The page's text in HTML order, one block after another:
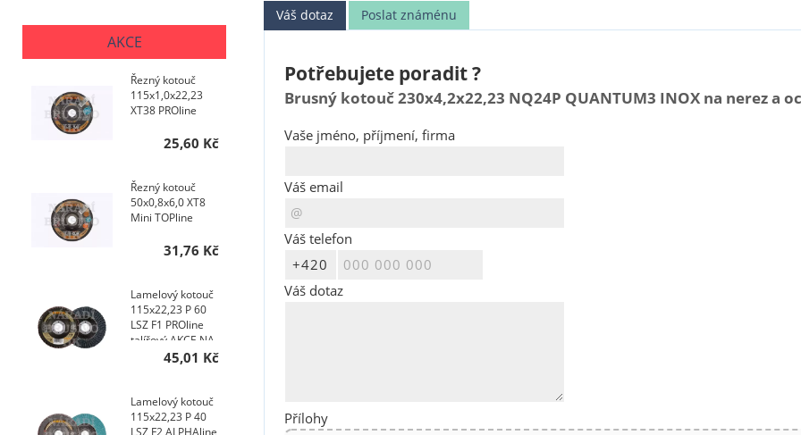
Váš dotaz Poslat známénu
Potřebujete poradit ?
Brusný kotouč 230x4,2x22,23 NQ24P QUANTUM3 INOX na nerez a
Vaše jméno, příjmení, firma
Váš email
Váš telefon
Váš dotaz
Přílohy
AKCE
Řezný kotouč
115x1,0x22,23
XT38 PROline
25,60 Kč
Řezný kotouč
50x0,8x6,0 XT8
Mini TOPline
31,76 Kč
Lamelový kotouč
115x22,23 P 60
LSZ F1 PROline
talířový AKCE NA
200 KS45,01 Kč
Lamelový kotouč
115x22,23 P 40
LSZ F2 ALPHAline